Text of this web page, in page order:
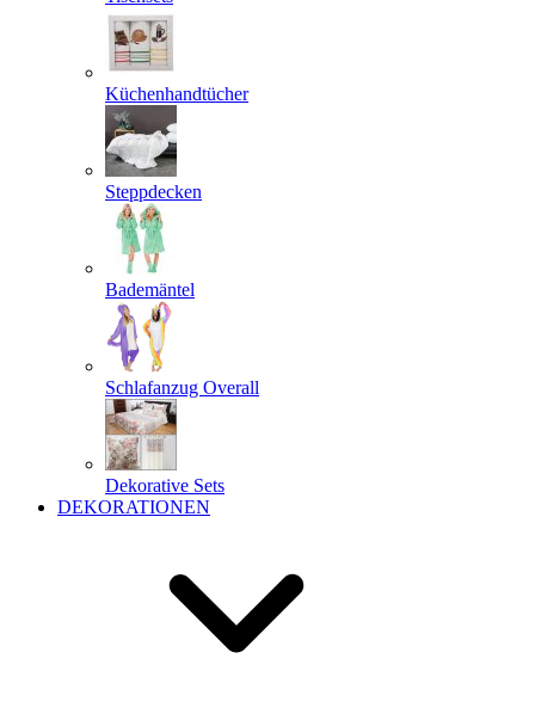
Küchenhandtücher
Steppdecken
Bademäntel
Schlafanzug Overall
Dekorative Sets
DEKORATIONEN